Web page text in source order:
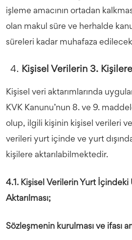
işleme amacının ortadan
olan makul süre ve herhalde
süreleri kadar muhafaza
Kişisel Verilerin 3. Kişilere
Kişisel veri aktarımlarında
KVK Kanunu’nun 8. ve 9.
olup, ilgili kişinin kişisel verileri
verileri yurt içinde ve yurt
kişilere aktarılabilmektedir.
4.1. Kişisel Verilerin Yurt
Aktarılması;
Sözleşmenin kurulması ve ifası